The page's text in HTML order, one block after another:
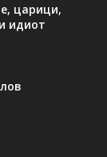
царици,
идиот